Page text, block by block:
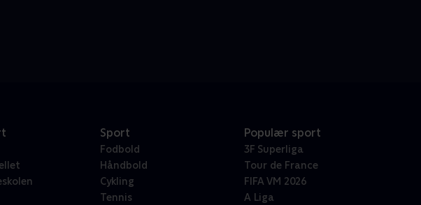
Sport
Fodbold
Håndbold
Cykling
Tennis
Populær sport
3F Superliga
Tour de France
FIFA VM 2026
A Liga